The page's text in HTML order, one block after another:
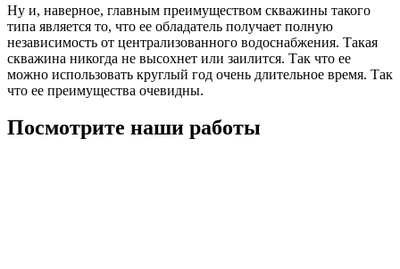
Ну и, наверное, главным преимуществом скважины такого
типа является то, что ее обладатель получает полную
независимость от централизованного водоснабжения. Такая
скважина никогда не высохнет или заилится. Так что ее
можно использовать круглый год очень длительное время. Так
что ее преимущества очевидны.
Посмотрите наши работы